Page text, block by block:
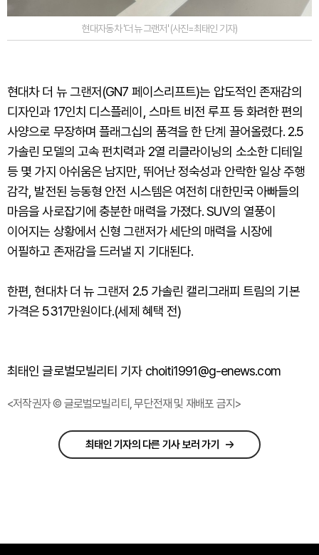
현대자동차 '더 뉴 그랜저' (사진=최태인 기자)
현대차 더 뉴 그랜저(GN7 페이스리프트)는 압도적인 존재감의
디자인과 17인치 디스플레이, 스마트 비전 루프 등 화려한 편의
사양으로 무장하며 플래그십의 품격을 한 단계 끌어올렸다. 2.5
가솔린 모델의 고속 펀치력과 2열 리클라이닝의 소소한 디테일
등 몇 가지 아쉬움은 남지만, 뛰어난 정숙성과 안락한 일상 주행
감각, 발전된 능동형 안전 시스템은 여전히 대한민국 아빠들의
마음을 사로잡기에 충분한 매력을 가졌다. SUV의 열풍이
이어지는 상황에서 신형 그랜저가 세단의 매력을 시장에
어필하고 존재감을 드러낼 지 기대된다.
한편, 현대차 더 뉴 그랜저 2.5 가솔린 캘리그래피 트림의 기본
가격은 5317만원이다.(세제 혜택 전)
최태인 글로벌모빌리티 기자 choiti1991@g-enews.com
<저작권자 © 글로벌모빌리티, 무단전재 및 재배포 금지>
최태인 기자의 다른 기사 보러 가기